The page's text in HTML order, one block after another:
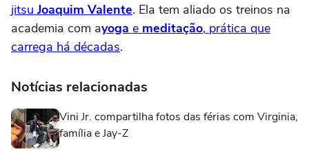
jitsu Joaquim Valente. Ela tem aliado os treinos na
academia com ayoga e meditação, prática que
carrega há décadas.
Notícias relacionadas
Vini Jr. compartilha fotos das férias com Virginia,
família e Jay-Z